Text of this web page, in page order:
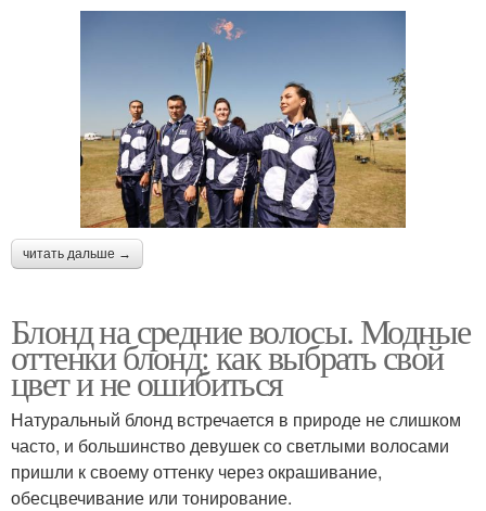
читать дальше →
Блонд на средние волосы. Модные
оттенки блонд: как выбрать свой
цвет и не ошибиться
Натуральный блонд встречается в природе не слишком
часто, и большинство девушек со светлыми волосами
пришли к своему оттенку через окрашивание,
обесцвечивание или тонирование.